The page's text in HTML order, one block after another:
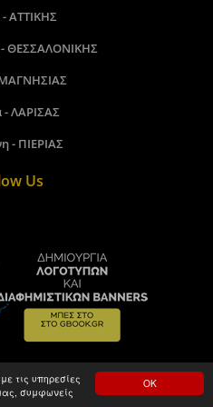
ΟΚ
τις υπηρεσίες
συμφωνείς
ΑΤΤΙΚΗΣ
- ΘΕΣΣΑΛΟΝΙΚΗΣ
- ΛΑΡΙΣΑΣ
- ΠΙΕΡΙΑΣ
Us
Made by kamitare.com